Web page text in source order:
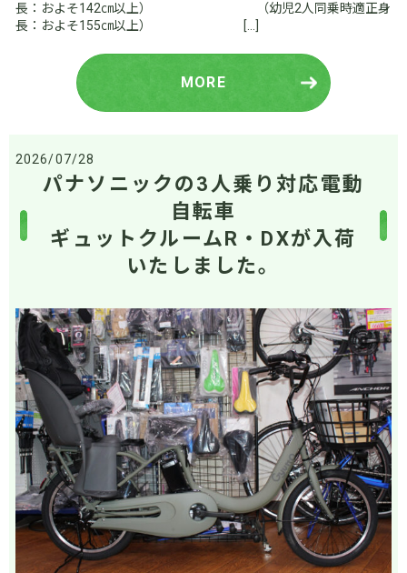
長：およそ142㎝以上） （幼児2人同乗時適正身
長：およそ155㎝以上） […]
MORE
2026/07/28
パナソニックの3人乗り対応電動
自転車
ギュットクルームR・DXが入荷
いたしました。